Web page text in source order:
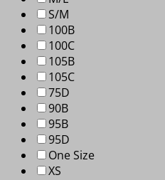
S/M
100B
100C
105B
105C
75D
90B
95B
95D
One Size
XS